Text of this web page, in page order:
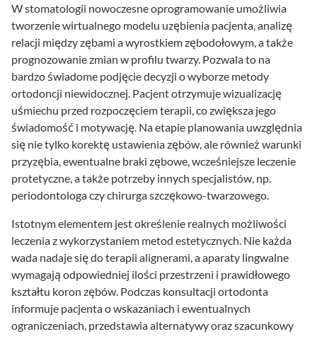
W stomatologii nowoczesne oprogramowanie umożliwia
tworzenie wirtualnego modelu uzębienia pacjenta, analizę
relacji między zębami a wyrostkiem zębodołowym, a także
prognozowanie zmian w profilu twarzy. Pozwala to na
bardzo świadome podjęcie decyzji o wyborze metody
ortodoncji niewidocznej. Pacjent otrzymuje wizualizację
uśmiechu przed rozpoczęciem terapii, co zwiększa jego
świadomość i motywację. Na etapie planowania uwzględnia
się nie tylko korektę ustawienia zębów, ale również warunki
przyzębia, ewentualne braki zębowe, wcześniejsze leczenie
protetyczne, a także potrzeby innych specjalistów, np.
periodontologa czy chirurga szczękowo-twarzowego.
Istotnym elementem jest określenie realnych możliwości
leczenia z wykorzystaniem metod estetycznych. Nie każda
wada nadaje się do terapii alignerami, a aparaty lingwalne
wymagają odpowiedniej ilości przestrzeni i prawidłowego
kształtu koron zębów. Podczas konsultacji ortodonta
informuje pacjenta o wskazaniach i ewentualnych
ograniczeniach, przedstawia alternatywy oraz szacunkowy